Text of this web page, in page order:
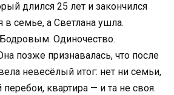
длился 25 лет и закончился
в семье, а Светлана ушла.
Одиночество.
позже признавалась, что после
невесёлый итог: нет ни семьи,
перебои, квартира — и та не своя.